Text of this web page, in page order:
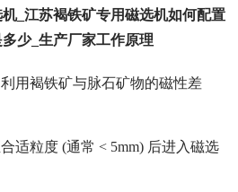
_江苏褐铁矿专用磁选机如何配置
少_生产厂家工作原理
用褐铁矿与脉石矿物的磁性差
适粒度 (通常 < 5mm) 后进入磁选